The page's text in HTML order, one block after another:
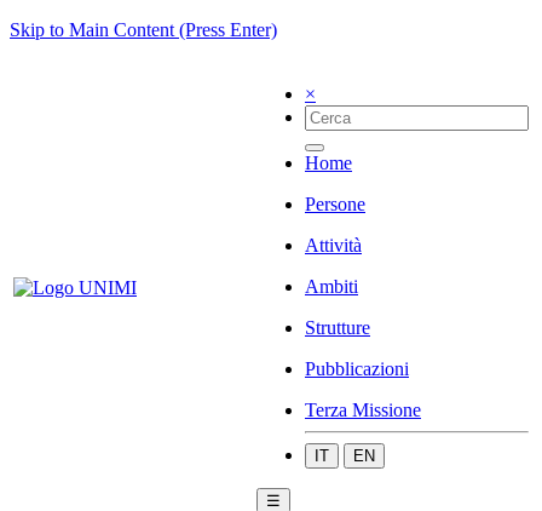
Skip to Main Content (Press Enter)
×
Home
Persone
Attività
Ambiti
Strutture
Pubblicazioni
Terza Missione
IT EN
☰